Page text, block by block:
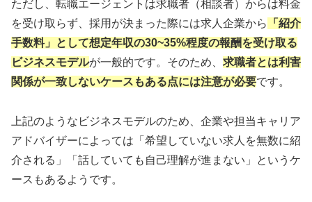
ただし、転職エージェントは求職者（相談者）からは料金
を受け取らず、採用が決まった際には求人企業から
「紹介
手数料」として想定年収の30~35%程度の報酬を受け取る
ビジネスモデルが一般的です。そのため、 求職者とは利害
関係が一致しないケースもある点には注意が必要です。
上記のようなビジネスモデルのため、企業や担当キャリア
アドバイザーによっては「希望していない求人を無数に紹
介される」「話していても自己理解が進まない」というケ
ースもあるようです。